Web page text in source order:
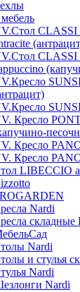
CLASSI
CLASSI
Кресло
Кресло
Кресло
LIBECCIO
Nardi
складные
Nardi
и стулья
Nardi
Nardi